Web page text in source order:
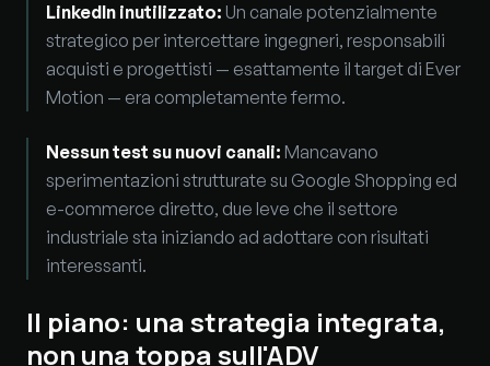
LinkedIn inutilizzato: Un canale potenzialmente
strategico per intercettare ingegneri, responsabili
acquisti e progettisti — esattamente il target di Ever
Motion — era completamente fermo.
Nessun test su nuovi canali: Mancavano
sperimentazioni strutturate su Google Shopping ed
e-commerce diretto, due leve che il settore
industriale sta iniziando ad adottare con risultati
interessanti.
Il piano: una strategia integrata,
non una toppa sull'ADV